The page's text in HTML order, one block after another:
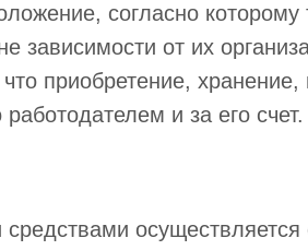
согласно
зависимости от их
приобретение,
и за его счет.
осуществляется